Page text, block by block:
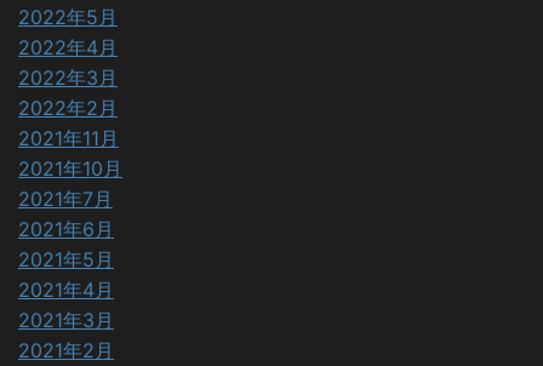
2022年5月
2022年4月
2022年3月
2022年2月
2021年11月
2021年10月
2021年7月
2021年6月
2021年5月
2021年4月
2021年3月
2021年2月